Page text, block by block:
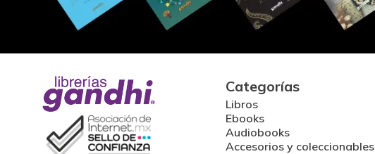
Categorías
Libros
Ebooks
Audiobooks
Accesorios y coleccionables